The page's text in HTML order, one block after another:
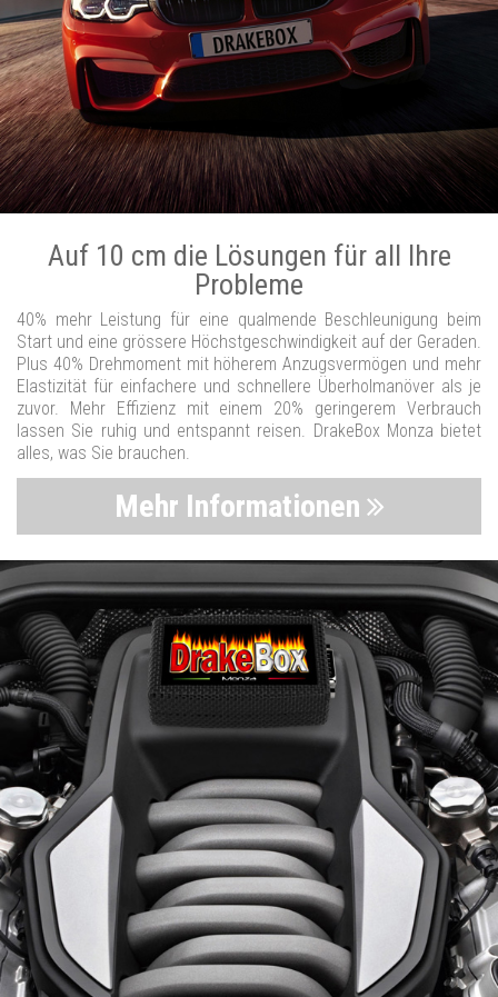
Auf 10 cm die Lösungen für all Ihre
Probleme
40% mehr Leistung für eine qualmende Beschleunigung beim
Start und eine grössere Höchstgeschwindigkeit auf der Geraden.
Plus 40% Drehmoment mit höherem Anzugsvermögen und mehr
Elastizität für einfachere und schnellere Überholmanöver als je
zuvor. Mehr Effizienz mit einem 20% geringerem Verbrauch
lassen Sie ruhig und entspannt reisen. DrakeBox Monza bietet
alles, was Sie brauchen.
Mehr Informationen